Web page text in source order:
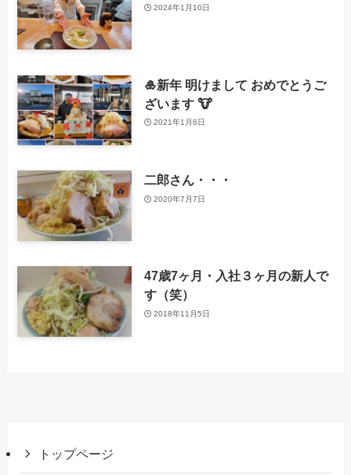
2024年1月10日
🎍新年 明けまして おめでとうご
ざいます 🐮
2021年1月6日
二郎さん・・・
2020年7月7日
47歳7ヶ月・入社３ヶ月の新人で
す（笑）
2018年11月5日
トップページ